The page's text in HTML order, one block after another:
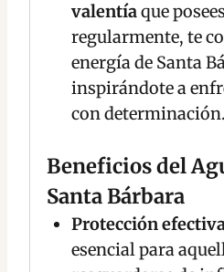
valentíaque
regularmente, te
energía de Santa
inspirándote a
con determinación.
Beneficios del
Santa Bárbara
Protección
esencial para